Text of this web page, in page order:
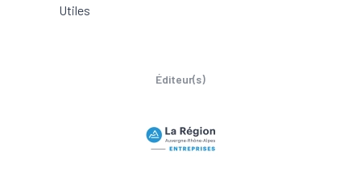
Utiles
Éditeur(s)